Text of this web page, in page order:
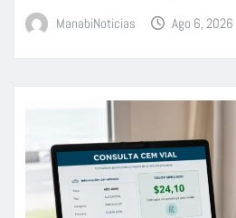
ManabiNoticias Ago 6, 2026